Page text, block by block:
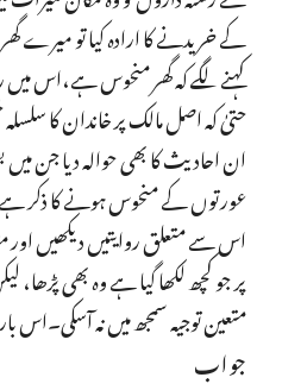
کے خریدنے کا ارادہ کیا تو میرے
کہنے لگے کہ گھر منحوس ہے،اس
حتیٰ کہ اصل مالک پر خاندان کا
ان احادیث کا بھی حوالہ دیا جن
عورتوں کے منحوس ہونے کا ذکر
اس سے متعلق روایتیں دیکھیں
پر جو کچھ لکھا گیا ہے وہ بھی
متعین توجیہ سمجھ میں نہ
جواب